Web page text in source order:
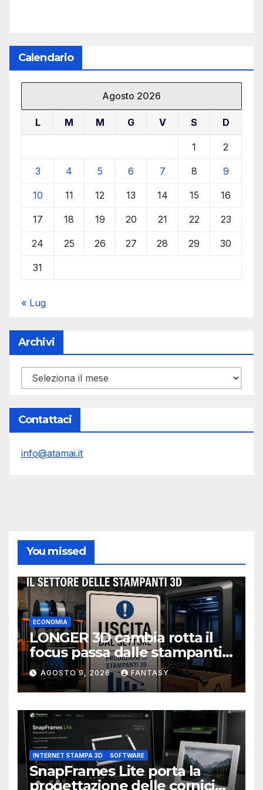
Calendario
Agosto 2026
L M M G V S D
1 2
3 4 5 6 7 8 9
10 11 12 13 14 15 16
17 18 19 20 21 22 23
24 25 26 27 28 29 30
31
« Lug
Archivi
Archivi
Contattaci
info@atamai.it
You missed
ECONOMIA
LONGER 3D cambia rotta il
focus passa dalle stampanti
3D alla stampa UV?
AGOSTO 9, 2026 FANTASY
INTERNET STAMPA 3D SOFTWARE
SnapFrames Lite porta la
progettazione delle cornici